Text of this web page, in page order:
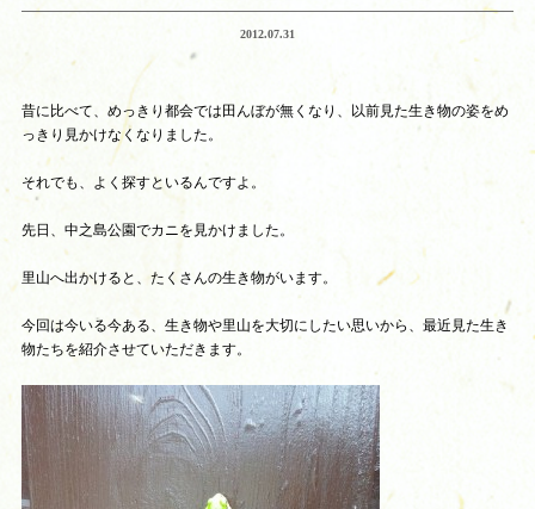
2012.07.31
昔に比べて、めっきり都会では田んぼが無くなり、以前見た生き物の姿をめ
っきり見かけなくなりました。
それでも、よく探すといるんですよ。
先日、中之島公園でカニを見かけました。
里山へ出かけると、たくさんの生き物がいます。
今回は今いる今ある、生き物や里山を大切にしたい思いから、最近見た生き
物たちを紹介させていただきます。